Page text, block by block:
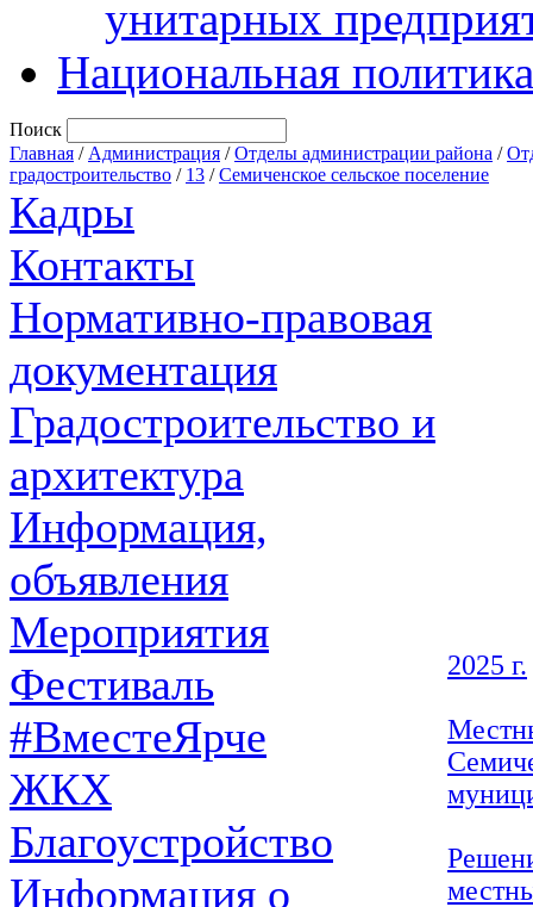
унитарных
Национальная политика
Поиск
Главная / Администрация /Отделы администрации района /
градостроительство / 13 /Семиченское сельское поселение
Кадры
Контакты
Нормативно-правовая
документация
Градостроительство и
архитектура
Информация,
объявления
Мероприятия
Фестиваль
#ВместеЯрче
ЖКХ
Благоустройство
Информация о
2025 г.